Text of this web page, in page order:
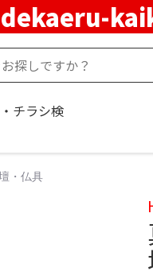
チラシ検
・仏具